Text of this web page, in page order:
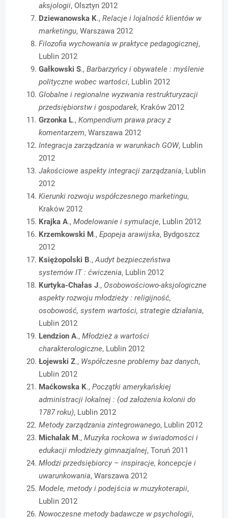
aksjologii, Olsztyn 2012
Dziewanowska K.,Relacje i lojalność klientów w
marketingu, Warszawa 2012
Filozofia wychowania w praktyce pedagogicznej,
Lublin 2012
Gałkowski S.,Barbarzyńcy i obywatele : myślenie
polityczne wobec wartości, Lublin 2012
Globalne i regionalne wyzwania restrukturyzacji
przedsiębiorstw i gospodarek, Kraków 2012
Grzonka L.,Kompendium prawa pracy z
komentarzem, Warszawa 2012
Integracja zarządzania w warunkach GOW, Lublin
2012
Jakościowe aspekty integracji zarządzania, Lublin
2012
Kierunki rozwoju współczesnego marketingu,
Kraków 2012
Krajka A.,Modelowanie i symulacje, Lublin 2012
Krzemkowski M.,Epopeja arawijska, Bydgoszcz
2012
Księżopolski B.,Audyt bezpieczeństwa
systemów IT : ćwiczenia, Lublin 2012
Kurtyka-Chałas J., Osobowościowo-aksjologiczne
aspekty rozwoju młodzieży : religijność,
osobowość, system wartości, strategie działania,
Lublin 2012
Lendzion A.,Młodzież a wartości
charakterologiczne, Lublin 2012
Łojewski Z., Współczesne problemy baz danych,
Lublin 2012
Maćkowska K.,Początki amerykańskiej
administracji lokalnej : (od założenia kolonii do
1787 roku), Lublin 2012
Metody zarządzania zintegrowanego, Lublin 2012
Michalak M.,Muzyka rockowa w świadomości i
edukacji młodzieży gimnazjalnej, Toruń 2011
Młodzi przedsiębiorcy – inspiracje, koncepcje i
uwarunkowania, Warszawa 2012
Modele, metody i podejścia w muzykoterapii,
Lublin 2012
Nowoczesne metody badawcze w psychologii,